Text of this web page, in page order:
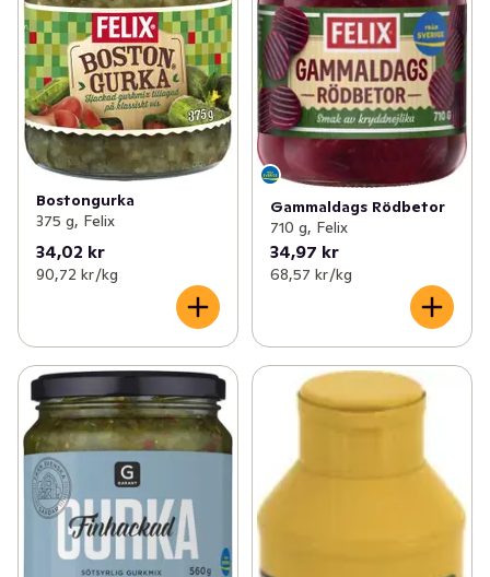
Bostongurka
375 g, Felix
34,02 kr
90,72 kr /kg
Gammaldags Rödbetor
710 g, Felix
34,97 kr
68,57 kr /kg